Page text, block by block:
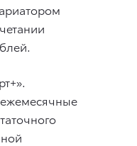
ежемесячные